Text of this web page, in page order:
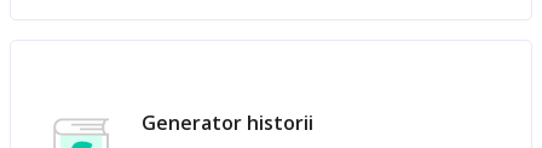
Generator historii